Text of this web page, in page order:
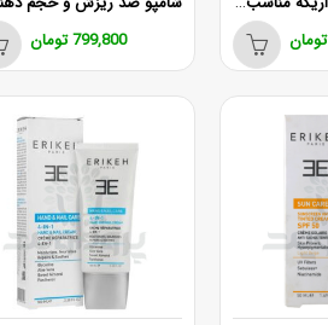
تومان 799,800 تومان